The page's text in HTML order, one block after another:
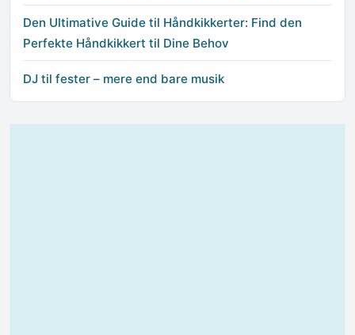
Den Ultimative Guide til Håndkikkerter: Find den
Perfekte Håndkikkert til Dine Behov
DJ til fester – mere end bare musik